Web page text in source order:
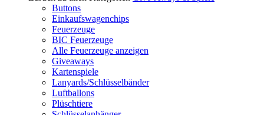
Buttons
Einkaufswagenchips
Feuerzeuge
BIC Feuerzeuge
Alle Feuerzeuge anzeigen
Giveaways
Kartenspiele
Lanyards/Schlüsselbänder
Luftballons
Plüschtiere